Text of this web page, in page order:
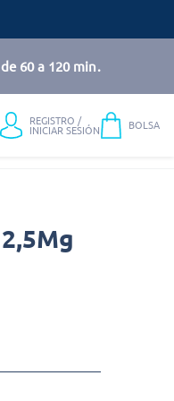
60 a 120 min.
REGISTRO /
INICIAR SESIÓN BOLSA